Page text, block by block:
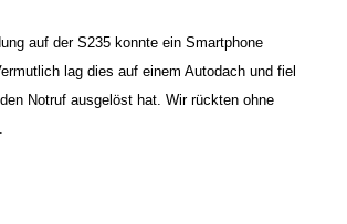
auf der S235 konnte ein Smartphone
lag dies auf einem Autodach und fiel
Notruf ausgelöst hat. Wir rückten ohne